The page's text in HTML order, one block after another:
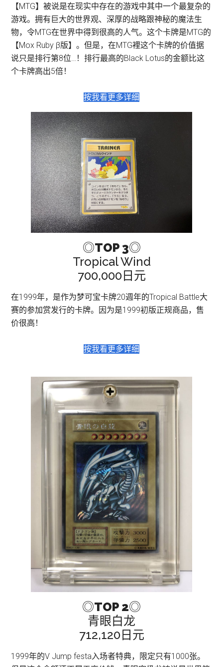
【MTG】被说是在现实中存在的游戏中其中一个最复杂的
游戏。拥有巨大的世界观、深厚的战略跟神秘的魔法生
物，令MTG在世界中得到很高的人气。这个卡牌是MTG的
【Mox Ruby β版】。但是，在MTG裡这个卡牌的价值据
说只是排行第8位…！排行最高的Black Lotus的金额比这
个卡牌高出5倍！
按我看更多详细
◎TOP 3◎
Tropical Wind
700,000日元
在1999年，是作为梦可宝卡牌20週年的Tropical Battle大
赛的参加赏发行的卡牌。因为是1999初版正规商品，售
价很高！
按我看更多详细
◎TOP 2◎
青眼白龙
712,120日元
1999年的V Jump festa入场者特典，限定只有1000张。